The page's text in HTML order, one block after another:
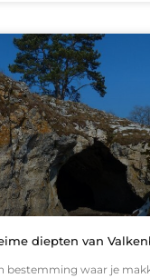
diepten van
bestemming waar je